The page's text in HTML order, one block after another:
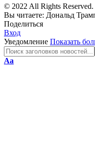
© 2022 All Rights Reserved.
Вы читаете: Дональд
Поделиться
Вход
Уведомление Показать
Изменение
Аа